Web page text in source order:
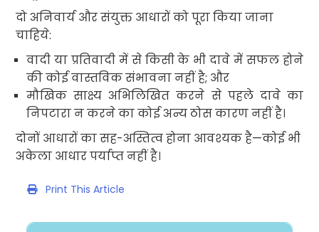
दो अनिवार्य और संयुक्त आधारों को पूरा किया जाना
चाहिये:
वादी या प्रतिवादी में से किसी के भी दावे में सफल होने
की कोई वास्तविक संभावना नहीं है; और
मौखिक साक्ष्य अभिलिखित करने से पहले दावे का
निपटारा न करने का कोई अन्य ठोस कारण नहीं है।
दोनों आधारों का सह-अस्तित्व होना आवश्यक है—कोई भी
अकेला आधार पर्याप्त नहीं है।
Print This Article